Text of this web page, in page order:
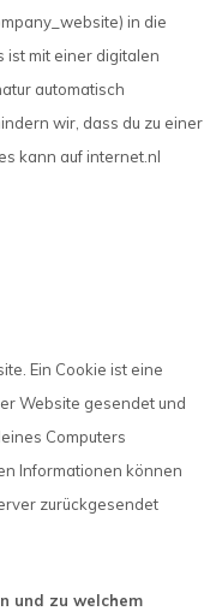
in die
ist mit einer digitalen
automatisch
wir, dass du zu einer
kann auf internet.nl
Ein Cookie ist eine
Website gesendet und
Computers
Informationen können
zurückgesendet
und zu welchem